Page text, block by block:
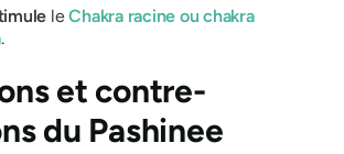
leChakra racine ouchakra
.
et contre-
du Pashinee